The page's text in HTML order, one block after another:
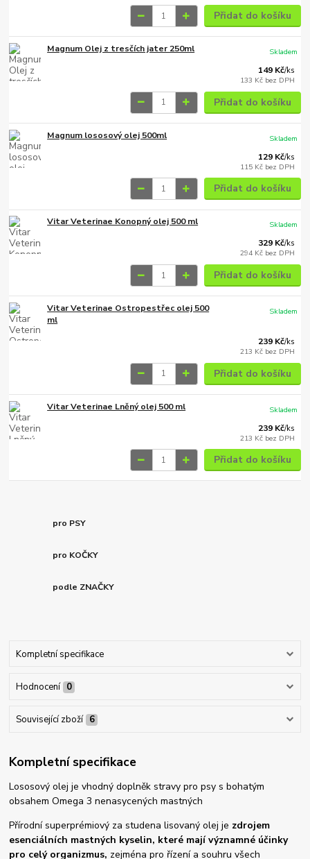
Přidat do košíku
Magnum Olej z tresčích jater 250ml
149 Kč/ks
133 Kč bez DPH
Skladem
Přidat do košíku
Magnum lososový olej 500ml
129 Kč/ks
115 Kč bez DPH
Skladem
Přidat do košíku
Vitar Veterinae Konopný olej 500 ml
329 Kč/ks
294 Kč bez DPH
Skladem
Přidat do košíku
Vitar Veterinae Ostropestřec olej 500
ml
239 Kč/ks
213 Kč bez DPH
Skladem
Přidat do košíku
Vitar Veterinae Lněný olej 500 ml
239 Kč/ks
213 Kč bez DPH
Skladem
Přidat do košíku
pro PSY
pro KOČKY
podle ZNAČKY
Kompletní specifikace
Hodnocení 0
Související zboží 6
Kompletní specifikace
Lososový olej je vhodný doplněk stravy pro psy s bohatým
obsahem Omega 3 nenasycených mastných
Přírodní superprémiový za studena lisovaný olej je zdrojem
esenciálních mastných kyselin, které mají významné účinky
pro celý organizmus, zejména pro řízení a souhru všech